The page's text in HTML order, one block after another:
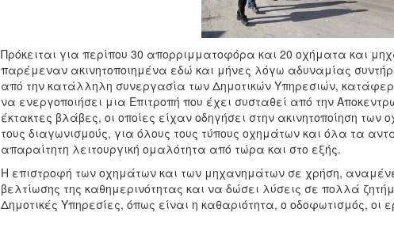
Πρόκειται για περίπου 30 απορριμματοφόρα και 20 οχήματα και
παρέμεναν ακινητοποιημένα εδώ και μήνες λόγω αδυναμίας
από την κατάλληλη συνεργασία των Δημοτικών Υπηρεσιών,
να ενεργοποιήσει μια Επιτροπή που έχει συσταθεί από την
έκτακτες βλάβες, οι οποίες είχαν οδηγήσει στην ακινητοποίηση
τους διαγωνισμούς, για όλους τους τύπους οχημάτων και όλα τα
απαραίτητη λειτουργική ομαλότητα από τώρα και στο εξής.
Η επιστροφή των οχημάτων και των μηχανημάτων σε χρήση,
βελτίωσης της καθημερινότητας και να δώσει λύσεις σε πολλά
Δημοτικές Υπηρεσίες, όπως είναι η καθαριότητα, ο οδοφωτισμός, οι